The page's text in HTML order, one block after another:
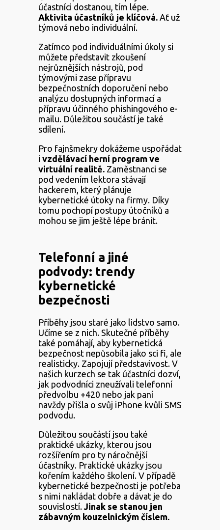
účastníci dostanou, tím lépe.
Aktivita účastníků je klíčová. Ať už
týmová nebo individuální.
Zatímco pod individuálními úkoly si
můžete představit zkoušení
nejrůznějších nástrojů, pod
týmovými zase přípravu
bezpečnostních doporučení nebo
analýzu dostupných informací a
přípravu účinného phishingového e-
mailu. Důležitou součástí je také
sdílení.
Pro fajnšmekry dokážeme uspořádat
i vzdělávací herní program ve
virtuální realitě. Zaměstnanci se
pod vedením lektora stávají
hackerem, který plánuje
kybernetické útoky na firmy. Díky
tomu pochopí postupy útočníků a
mohou se jim ještě lépe bránit.
Telefonní a jiné
podvody: trendy
kybernetické
bezpečnosti
Příběhy jsou staré jako lidstvo samo.
Učíme se z nich. Skutečné příběhy
také pomáhají, aby kybernetická
bezpečnost nepůsobila jako sci fi, ale
realisticky. Zapojují představivost. V
našich kurzech se tak účastníci dozví,
jak podvodníci zneužívali telefonní
předvolbu +420 nebo jak paní
navždy přišla o svůj iPhone kvůli SMS
podvodu.
Důležitou součástí jsou také
praktické ukázky, kterou jsou
rozšířením pro ty náročnější
účastníky. Praktické ukázky jsou
kořením každého školení. V případě
kybernetické bezpečnosti je potřeba
s nimi nakládat dobře a dávat je do
souvislostí. Jinak se stanou jen
zábavným kouzelnickým číslem.